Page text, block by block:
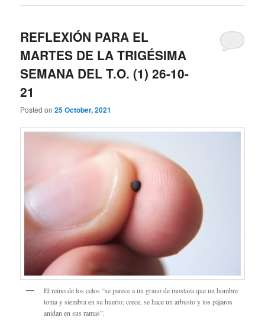
REFLEXIÓN PARA EL
MARTES DE LA TRIGÉSIMA
SEMANA DEL T.O. (1) 26-10-
21
Posted on25 October, 2021
El reino de los celos “se parece a un grano de mostaza que un hombre
toma y siembra en su huerto; crece, se hace un arbusto y los pájaros
anidan en sus ramas”.